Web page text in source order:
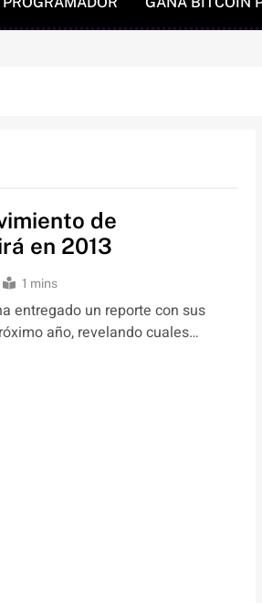
de
en 2013
1 mins
entregado un reporte con sus
año, revelando cuales…